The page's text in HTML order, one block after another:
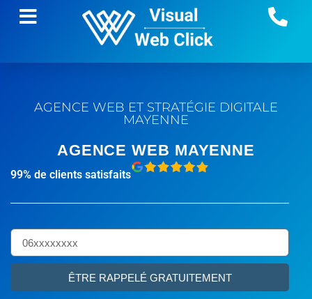
AGENCE WEB ET STRATÉGIE DIGITALE
MAYENNE
AGENCE WEB MAYENNE
99% de clients satisfaits
ÊTRE RAPPELÉ GRATUITEMENT